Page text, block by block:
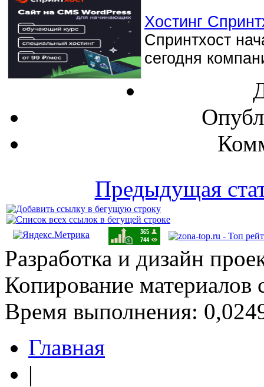
Хостинг
Спринтхост
сегодня
Предыдущая
Разработка и дизайн
Копирование материалов
Время выполнения:
Главная
|